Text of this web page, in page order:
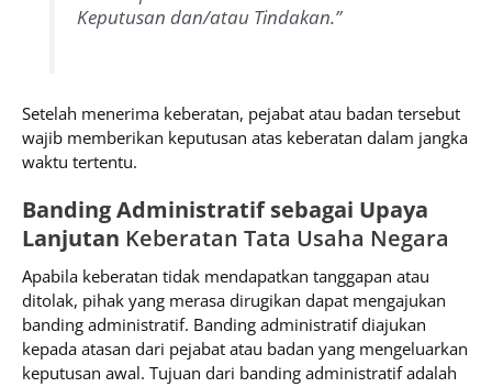
Keputusan dan/atau Tindakan.”
Setelah menerima keberatan, pejabat atau badan tersebut
wajib memberikan keputusan atas keberatan dalam jangka
waktu tertentu.
Banding Administratif sebagai Upaya
Lanjutan Keberatan Tata Usaha Negara
Apabila keberatan tidak mendapatkan tanggapan atau
ditolak, pihak yang merasa dirugikan dapat mengajukan
banding administratif. Banding administratif diajukan
kepada atasan dari pejabat atau badan yang mengeluarkan
keputusan awal. Tujuan dari banding administratif adalah